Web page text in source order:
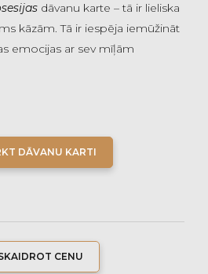
dāvanu karte – tā ir lieliska
kāzām. Tā ir iespēja iemūžināt
emocijas ar sev mīļām
DĀVANU KARTI
CENU